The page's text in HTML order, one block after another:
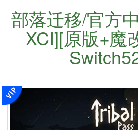
部落迁移/官方
XCI][原版+魔